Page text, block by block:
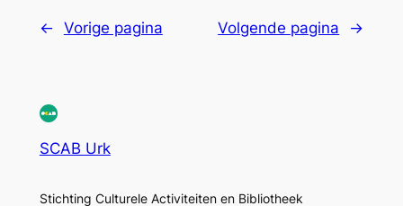
← Vorige pagina Volgende pagina →
SCAB Urk
Stichting Culturele Activiteiten en Bibliotheek